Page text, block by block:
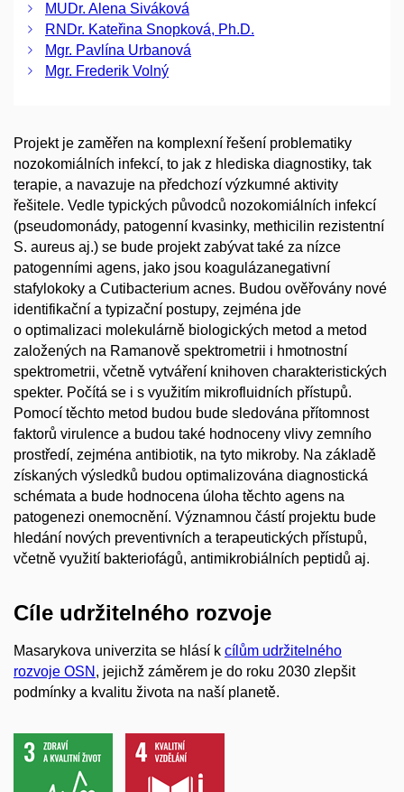
MUDr. Alena Siváková
RNDr. Kateřina Snopková, Ph.D.
Mgr. Pavlína Urbanová
Mgr. Frederik Volný
Projekt je zaměřen na komplexní řešení problematiky
nozokomiálních infekcí, to jak z hlediska diagnostiky, tak
terapie, a navazuje na předchozí výzkumné aktivity
řešitele. Vedle typických původců nozokomiálních infekcí
(pseudomonády, patogenní kvasinky, methicilin rezistentní
S. aureus aj.) se bude projekt zabývat také za nízce
patogenními agens, jako jsou koagulázanegativní
stafylokoky a Cutibacterium acnes. Budou ověřovány nové
identifikační a typizační postupy, zejména jde
o optimalizaci molekulárně biologických metod a metod
založených na Ramanově spektrometrii i hmotnostní
spektrometrii, včetně vytváření knihoven charakteristických
spekter. Počítá se i s využitím mikrofluidních přístupů.
Pomocí těchto metod budou bude sledována přítomnost
faktorů virulence a budou také hodnoceny vlivy zemního
prostředí, zejména antibiotik, na tyto mikroby. Na základě
získaných výsledků budou optimalizována diagnostická
schémata a bude hodnocena úloha těchto agens na
patogenezi onemocnění. Významnou částí projektu bude
hledání nových preventivních a terapeutických přístupů,
včetně využití bakteriofágů, antimikrobiálních peptidů aj.
Cíle udržitelného rozvoje
Masarykova univerzita se hlásí k cílům udržitelného
rozvoje OSN , jejichž záměrem je do roku 2030 zlepšit
podmínky a kvalitu života na naší planetě.